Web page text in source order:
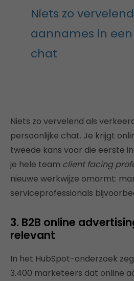
Niets zo
aannames in
chat
Niets zo vervelend als
persoonlijke chat. Je krijgt
tweede kans voor die eerste
je hele team client facing
nieuwe werkwijze omarmt:
serviceprofessionals
3. B2B online
relevant
In het HubSpot-onderzoek
3.400 marketeers dat online